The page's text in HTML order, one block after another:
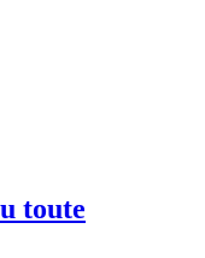
toute